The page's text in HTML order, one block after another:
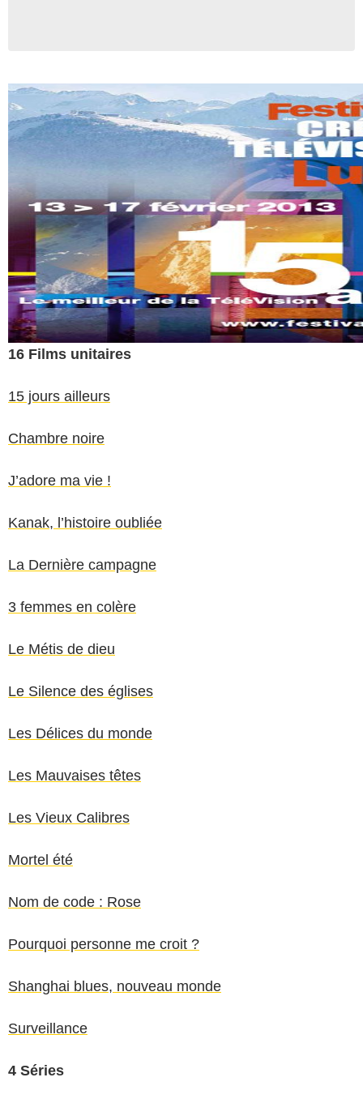
16 Films unitaires
15 jours ailleurs
Chambre noire
J’adore ma vie !
Kanak, l’histoire oubliée
La Dernière campagne
3 femmes en colère
Le Métis de dieu
Le Silence des églises
Les Délices du monde
Les Mauvaises têtes
Les Vieux Calibres
Mortel été
Nom de code : Rose
Pourquoi personne me croit ?
Shanghai blues, nouveau monde
Surveillance
4 Séries